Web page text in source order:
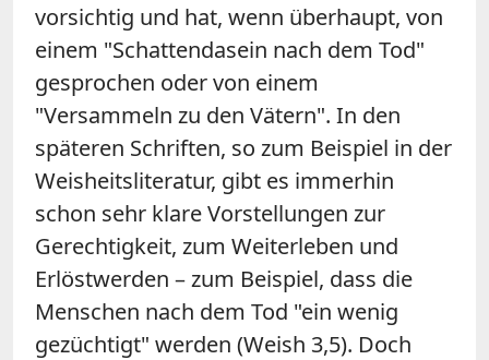
vorsichtig und hat, wenn überhaupt, von
einem "Schattendasein nach dem Tod"
gesprochen oder von einem
"Versammeln zu den Vätern". In den
späteren Schriften, so zum Beispiel in der
Weisheitsliteratur, gibt es immerhin
schon sehr klare Vorstellungen zur
Gerechtigkeit, zum Weiterleben und
Erlöstwerden – zum Beispiel, dass die
Menschen nach dem Tod "ein wenig
gezüchtigt" werden (Weish 3,5). Doch